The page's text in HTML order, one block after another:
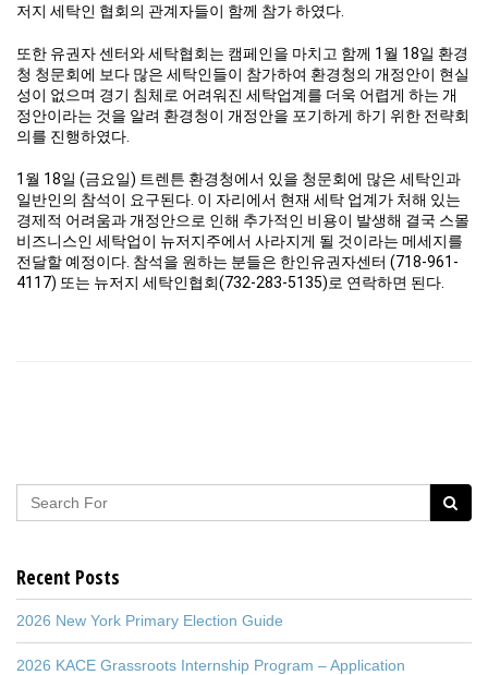
저지 세탁인 협회의 관계자들이 함께 참가 하였다.
또한 유권자 센터와 세탁협회는 캠페인을 마치고 함께 1월 18일 환경
청 청문회에 보다 많은 세탁인들이 참가하여 환경청의 개정안이 현실
성이 없으며 경기 침체로 어려워진 세탁업계를 더욱 어렵게 하는 개
정안이라는 것을 알려 환경청이 개정안을 포기하게 하기 위한 전략회
의를 진행하였다.
1월 18일 (금요일) 트렌튼 환경청에서 있을 청문회에 많은 세탁인과
일반인의 참석이 요구된다. 이 자리에서 현재 세탁 업계가 처해 있는
경제적 어려움과 개정안으로 인해 추가적인 비용이 발생해 결국 스몰
비즈니스인 세탁업이 뉴저지주에서 사라지게 될 것이라는 메세지를
전달할 예정이다. 참석을 원하는 분들은 한인유권자센터 (718-961-
4117) 또는 뉴저지 세탁인협회(732-283-5135)로 연락하면 된다.
Recent Posts
2026 New York Primary Election Guide
2026 KACE Grassroots Internship Program – Application